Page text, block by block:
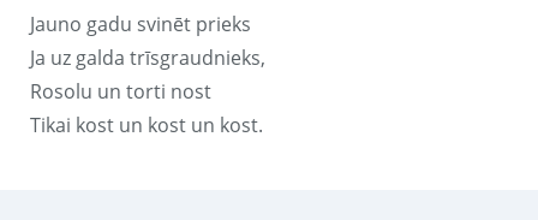
Jauno gadu svinēt prieks
Ja uz galda trīsgraudnieks,
Rosolu un torti nost
Tikai kost un kost un kost.